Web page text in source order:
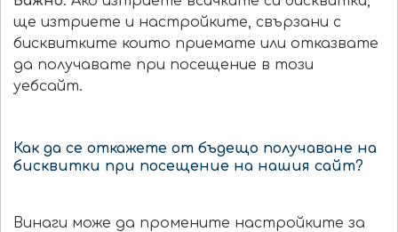
ще изтриете и настройките, свързани с
бисквитките които приемате или отказвате
да получавате при посещение в този
уебсайт.
Как да се откажете от бъдещо получаване на
бисквитки при посещение на нашия сайт?
Винаги може да промените настройките за